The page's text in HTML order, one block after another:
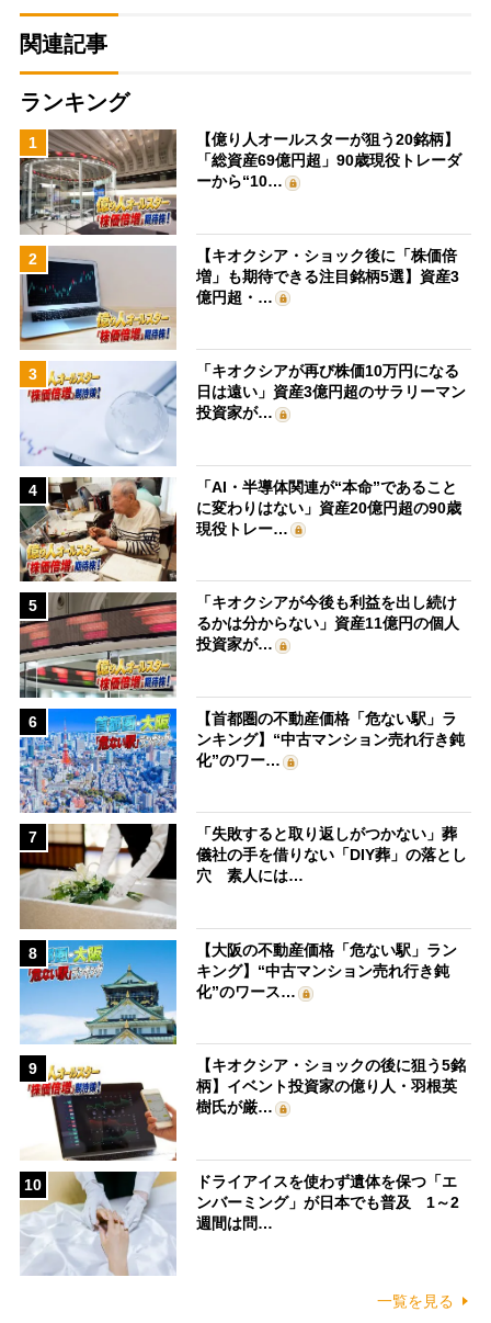
関連記事
ランキング
1
【億り人オールスターが狙う20銘柄】
「総資産69億円超」90歳現役トレーダ
ーから“10…
2
【キオクシア・ショック後に「株価倍
増」も期待できる注目銘柄5選】資産3
億円超・…
3
「キオクシアが再び株価10万円になる
日は遠い」資産3億円超のサラリーマン
投資家が…
4
「AI・半導体関連が“本命”であること
に変わりはない」資産20億円超の90歳
現役トレー…
5
「キオクシアが今後も利益を出し続け
るかは分からない」資産11億円の個人
投資家が…
6
【首都圏の不動産価格「危ない駅」ラ
ンキング】“中古マンション売れ行き鈍
化”のワー…
7
「失敗すると取り返しがつかない」葬
儀社の手を借りない「DIY葬」の落とし
穴 素人には…
8
【大阪の不動産価格「危ない駅」ラン
キング】“中古マンション売れ行き鈍
化”のワース…
9
【キオクシア・ショックの後に狙う5銘
柄】イベント投資家の億り人・羽根英
樹氏が厳…
10
ドライアイスを使わず遺体を保つ「エ
ンバーミング」が日本でも普及 1～2
週間は問…
一覧を見る